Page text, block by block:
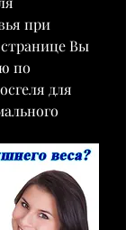
при
Вы
по
для